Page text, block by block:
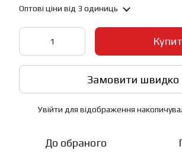
Оптові ціни від 3 одиниць
Замовити швидко
Увійти для відображення
До обраного